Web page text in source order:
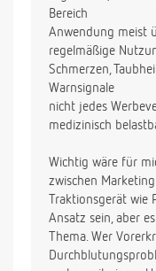
Bereich
Anwendung meist
regelmäßige
Schmerzen,
Warnsignale
nicht jedes
medizinisch
Wichtig wäre für
zwischen
Traktionsgerät wie
Ansatz sein, aber
Thema. Wer